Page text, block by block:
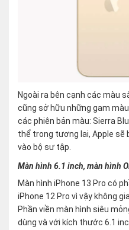
Ngoài ra bên cạnh các màu
cũng sở hữu những gam
các phiên bản màu: Sierra
thể trong tương lai, Apple sẽ
vào bộ sư tập.
Màn hình 6.1 inch, màn hình
Màn hình iPhone 13 Pro có
iPhone 12 Pro vì vậy không
Phần viền màn hình siêu
dùng và với kích thước 6.1